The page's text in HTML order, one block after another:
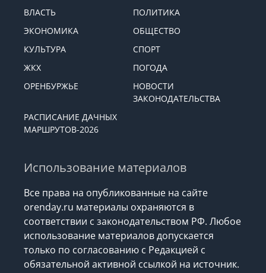
ВЛАСТЬ
ПОЛИТИКА
ЭКОНОМИКА
ОБЩЕСТВО
КУЛЬТУРА
СПОРТ
ЖКХ
ПОГОДА
ОРЕНБУРЖЬЕ
НОВОСТИ
ЗАКОНОДАТЕЛЬСТВА
РАСПИСАНИЕ ДАЧНЫХ
МАРШРУТОВ-2026
Использование материалов
Все права на опубликованные на сайте
orenday.ru материалы охраняются в
соответствии с законодательством РФ. Любое
использование материалов допускается
только по согласованию с Редакцией с
обязательной активной ссылкой на источник.